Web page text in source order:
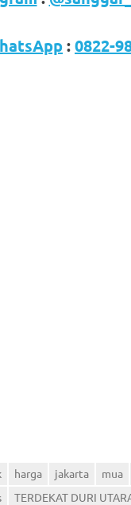
:0822-
harga jakarta mua
TERDEKAT DURI